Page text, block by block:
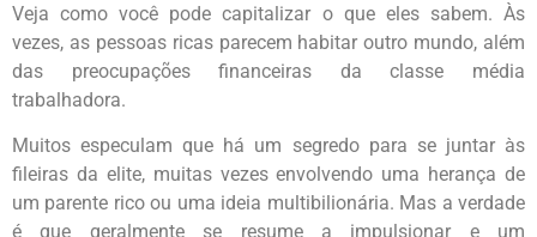
Veja como você pode capitalizar o que eles sabem. Às
vezes, as pessoas ricas parecem habitar outro mundo, além
das preocupações financeiras da classe média
trabalhadora.
Muitos especulam que há um segredo para se juntar às
fileiras da elite, muitas vezes envolvendo uma herança de
um parente rico ou uma ideia multibilionária. Mas a verdade
é que geralmente se resume a impulsionar e um